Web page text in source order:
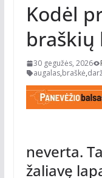
Kodėl
braškių
30 gegužės, 2026
augalas,braškė,
neverta.
žaliavę